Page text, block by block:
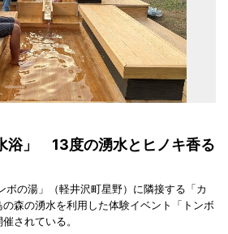
浴」 13度の湧水とヒノキ香る
ボの湯」（軽井沢町星野）に隣接する「カ
森の湧水を利用した体験イベント「トンボ
されている。